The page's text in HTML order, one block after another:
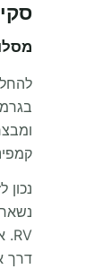
מסלול 8 ימים לטיול
RV. אם אתם מטיילים בחודשי החורף, כלי
דרך